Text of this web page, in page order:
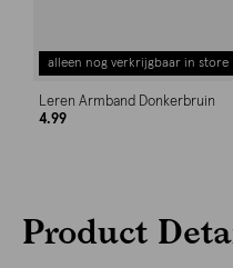
alleen nog verkrijgbaar in store
Leren Armband Donkerbruin
4.99
Product